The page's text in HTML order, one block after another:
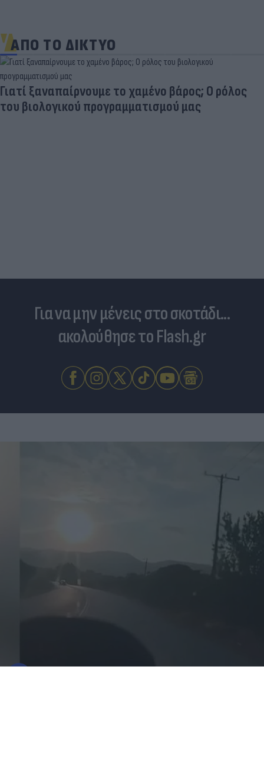
ΑΠΟ ΤΟ ΔΙΚΤΥΟ
Γιατί ξαναπαίρνουμε το χαμένο βάρος; Ο ρόλος
του βιολογικού προγραμματισμού μας
Για να μην μένεις στο σκοτάδι...
ακολούθησε το Flash.gr